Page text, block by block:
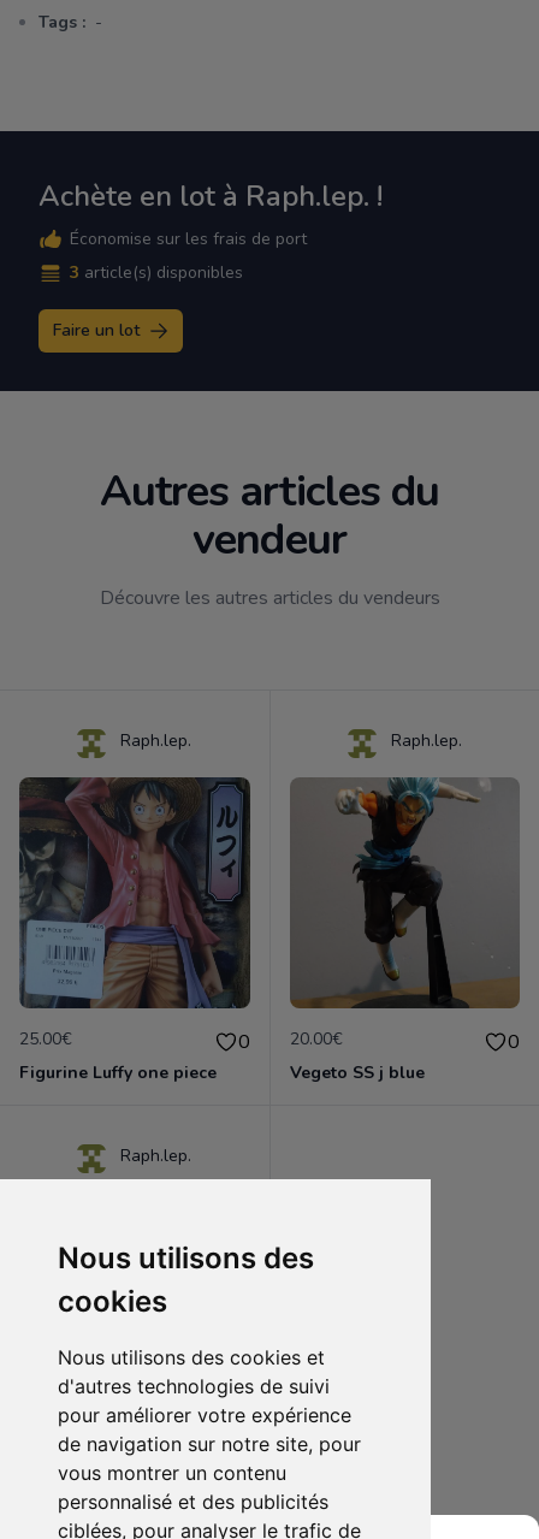
Nous utilisons des
cookies
Nous utilisons des cookies et
d'autres technologies de suivi
pour améliorer votre expérience
de navigation sur notre site, pour
vous montrer un contenu
personnalisé et des publicités
ciblées, pour analyser le trafic de
Tags : -
Achète en lot à Raph.lep. !
Économise sur les frais de port
3 article(s) disponibles
Faire un lot
Autres articles du
vendeur
Découvre les autres articles du vendeurs
Raph.lep.
25.00€ 0
Figurine Luffy one piece
Raph.lep.
20.00€ 0
Vegeto SS j blue
Raph.lep.
20.00€ 2
one piece 1 a 5